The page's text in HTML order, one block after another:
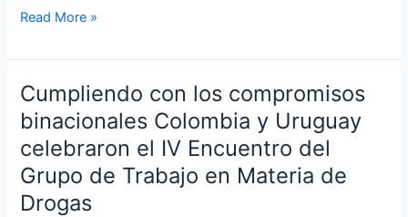
Read More »
Cumpliendo con los compromisos
binacionales Colombia y Uruguay
celebraron el IV Encuentro del
Grupo de Trabajo en Materia de
Drogas
Cumpliendo
con
los
compromisos
binacionales
Colombia